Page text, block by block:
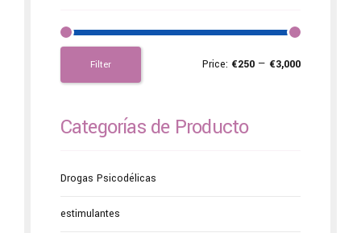
Filter Price: €250 — €3,000
Categorías de Producto
Drogas Psicodélicas
estimulantes